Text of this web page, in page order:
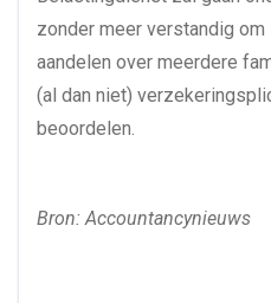
zonder meer verstandig
aandelen over meerdere
(al dan niet)
beoordelen.
Bron: Accountancynieuws